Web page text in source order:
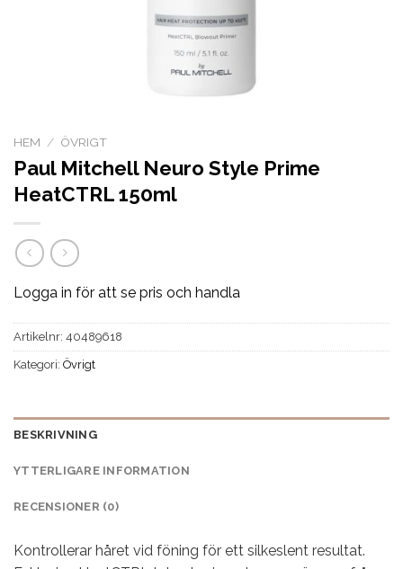
HEM / ÖVRIGT
Paul Mitchell Neuro Style Prime
HeatCTRL 150ml
Logga in för att se pris och handla
Artikelnr: 40489618
Kategori: Övrigt
BESKRIVNING
YTTERLIGARE INFORMATION
RECENSIONER (0)
Kontrollerar håret vid föning för ett silkeslent resultat.